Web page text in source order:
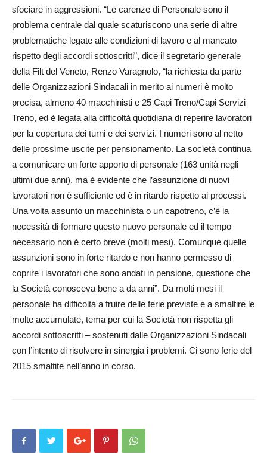
sfociare in aggressioni. “Le carenze di Personale sono il
problema centrale dal quale scaturiscono una serie di altre
problematiche legate alle condizioni di lavoro e al mancato
rispetto degli accordi sottoscritti”, dice il segretario generale
della Filt del Veneto, Renzo Varagnolo, “la richiesta da parte
delle Organizzazioni Sindacali in merito ai numeri è molto
precisa, almeno 40 macchinisti e 25 Capi Treno/Capi Servizi
Treno, ed è legata alla difficoltà quotidiana di reperire lavoratori
per la copertura dei turni e dei servizi. I numeri sono al netto
delle prossime uscite per pensionamento. La società continua
a comunicare un forte apporto di personale (163 unità negli
ultimi due anni), ma è evidente che l’assunzione di nuovi
lavoratori non è sufficiente ed è in ritardo rispetto ai processi.
Una volta assunto un macchinista o un capotreno, c’è la
necessità di formare questo nuovo personale ed il tempo
necessario non è certo breve (molti mesi). Comunque quelle
assunzioni sono in forte ritardo e non hanno permesso di
coprire i lavoratori che sono andati in pensione, questione che
la Società conosceva bene a da anni”. Da molti mesi il
personale ha difficoltà a fruire delle ferie previste e a smaltire le
molte accumulate, tema per cui la Società non rispetta gli
accordi sottoscritti – sostenuti dalle Organizzazioni Sindacali
con l’intento di risolvere in sinergia i problemi. Ci sono ferie del
2015 smaltite nell’anno in corso.